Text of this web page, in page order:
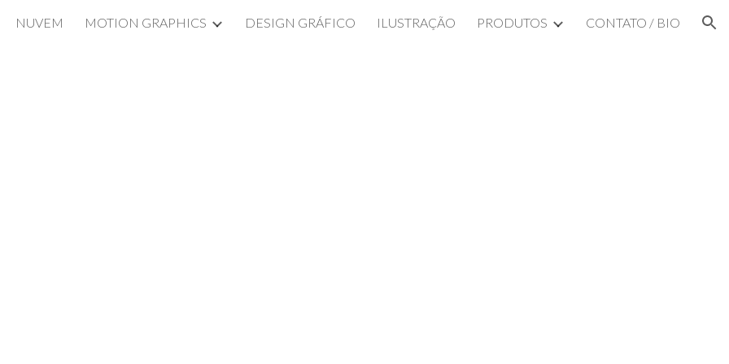
to main content Skip to navigation
NUVEM MOTION GRAPHICS DESIGN GRÁFICO ILUSTRAÇÃO PRODUTOS CONTATO / BIO